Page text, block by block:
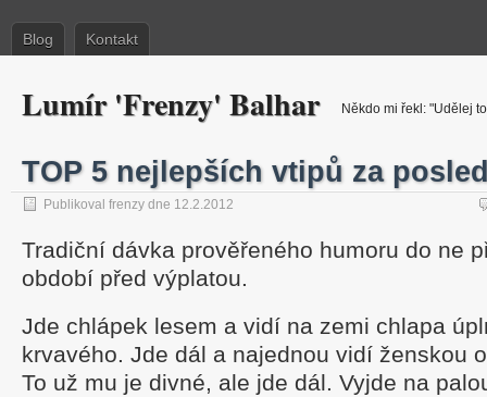
Blog Kontakt
Lumír 'Frenzy' Balhar Někdo mi řekl: "Udělej
TOP 5 nejlepších vtipů za
Publikoval frenzy dne 12.2.2012
Tradiční dávka prověřeného humoru do ne
období před výplatou.
Jde chlápek lesem a vidí na zemi chlapa
krvavého. Jde dál a najednou vidí ženskou
To už mu je divné, ale jde dál. Vyjde na